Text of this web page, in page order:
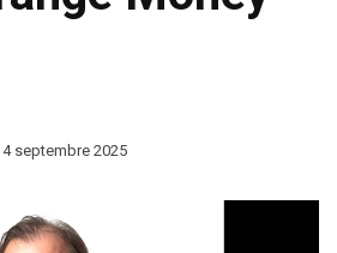
4 septembre 2025